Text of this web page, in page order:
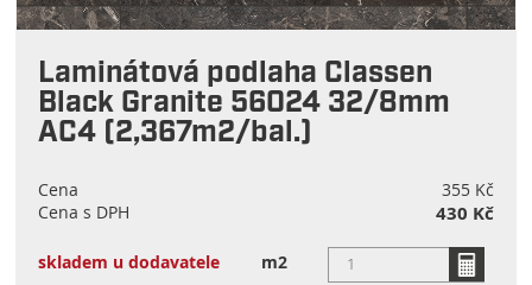
Laminátová podlaha Classen
Black Granite 56024 32/8mm
AC4 (2,367m2/bal.)
Cena
355 Kč
Cena s DPH
430 Kč
skladem u dodavatele m2